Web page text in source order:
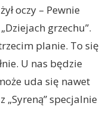
oczy – Pewnie
grzechu”.
planie. To się
U nas będzie
uda się nawet
specjalnie